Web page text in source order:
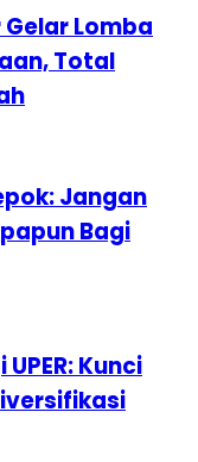
Lomba
Total
Jangan
Bagi
Kunci